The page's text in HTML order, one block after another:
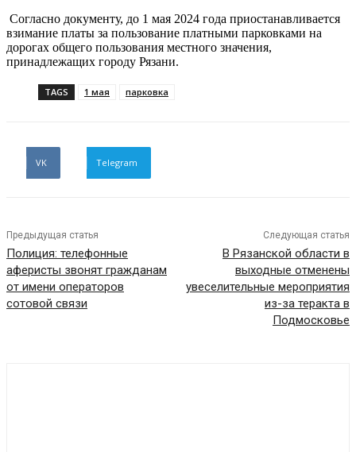
Согласно документу, до 1 мая 2024 года приостанавливается
взимание платы за пользование платными парковками на
дорогах общего пользования местного значения,
принадлежащих городу Рязани.
TAGS 1 мая парковка
VK Telegram
Предыдущая статья
Полиция: телефонные
аферисты звонят гражданам
от имени операторов
сотовой связи
Следующая статья
В Рязанской области в
выходные отменены
увеселительные мероприятия
из-за теракта в
Подмосковье